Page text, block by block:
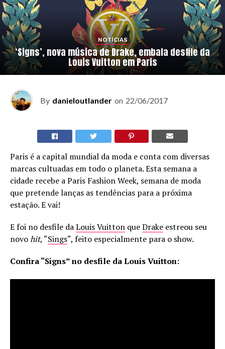
NOTÍCIAS
‘Signs’, nova música de Drake, embala desfile da
Louis Vuitton em Paris
By danieloutlander on 22/06/2017
Paris é a capital mundial da moda e conta com diversas
marcas cultuadas em todo o planeta. Esta semana a
cidade recebe a Paris Fashion Week, semana de moda
que pretende lanças as tendências para a próxima
estação. E vai!
E foi no desfile daLouis Vuitton queDrake estreou seu
novohit, “Sings“, feito especialmente para o show.
Confira “Signs” no desfile da Louis Vuitton: